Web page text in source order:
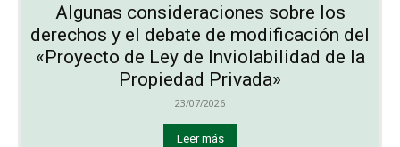
Algunas consideraciones sobre los
derechos y el debate de modificación del
«Proyecto de Ley de Inviolabilidad de la
Propiedad Privada»
23/07/2026
Leer más